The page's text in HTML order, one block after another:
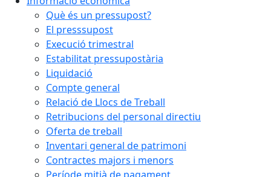
Què és un pressupost?
El presssupost
Execució trimestral
Estabilitat pressupostària
Liquidació
Compte general
Relació de Llocs de Treball
Retribucions del personal directiu
Oferta de treball
Inventari general de patrimoni
Contractes majors i menors